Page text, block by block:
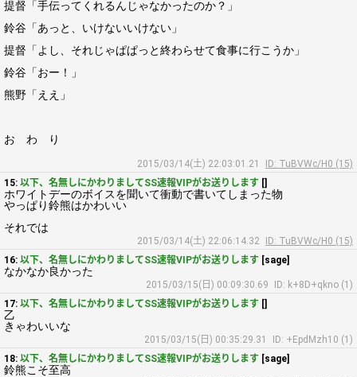
提督「手伝ってくれるんじゃなかったのか？」
鈴谷「あっと、いけないいけない」
提督「よし、それじゃぱぱっと終わらせて食事に行こうか」
鈴谷「おー！」
熊野「ええ」
お わ り
2015/03/14(土) 22:03:01.21
ID: TuBVWc/H0 (15)
15: 以下、名無しにかわりましてSS速報VIPがお送りします []
ホワイトデーのボイスを聞いて衝動で書いてしまった物
やっぱり鈴熊はかわいい
それでは
2015/03/14(土) 22:06:14.32
ID: TuBVWc/H0 (15)
16: 以下、名無しにかわりましてSS速報VIPがお送りします [sage]
なかなか良かった
2015/03/15(日) 00:09:30.69
ID: k+8D+qkno (1)
17: 以下、名無しにかわりましてSS速報VIPがお送りします []
乙
きゃわいいな
2015/03/15(日) 00:35:29.31
ID: +EpdMzh10 (1)
18: 以下、名無しにかわりましてSS速報VIPがお送りします [sage]
鈴熊こそ至高